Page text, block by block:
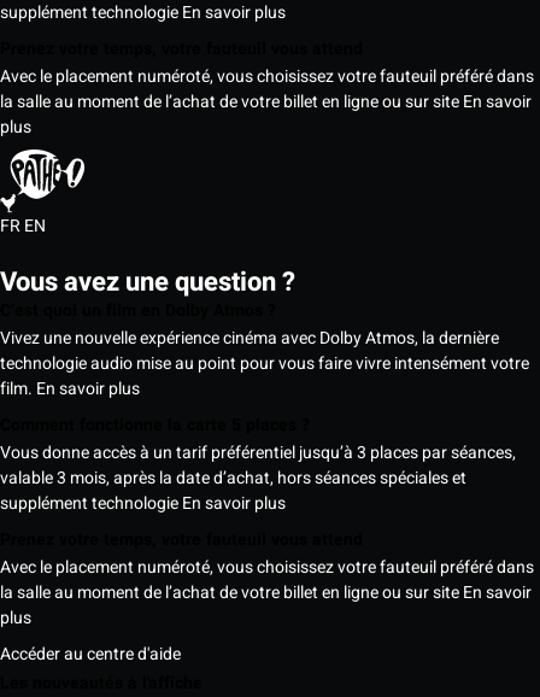
supplément technologieEn savoir plus
Avec le placement numéroté, vous choisissez votre fauteuil préféré dans
la salle au moment de l’achat de votre billet en ligne ou sur siteEn savoir
plus
FREN
Vous avez une question ?
Vivez une nouvelle expérience cinéma avec Dolby Atmos, la dernière
technologie audio mise au point pour vous faire vivre intensément votre
film. En savoir plus
Vous donne accès à un tarif préférentiel jusqu’à 3 places par séances,
valable 3 mois, après la date d’achat, hors séances spéciales et
supplément technologieEn savoir plus
Avec le placement numéroté, vous choisissez votre fauteuil préféré dans
la salle au moment de l’achat de votre billet en ligne ou sur siteEn savoir
plus
Accéder au centre d'aide